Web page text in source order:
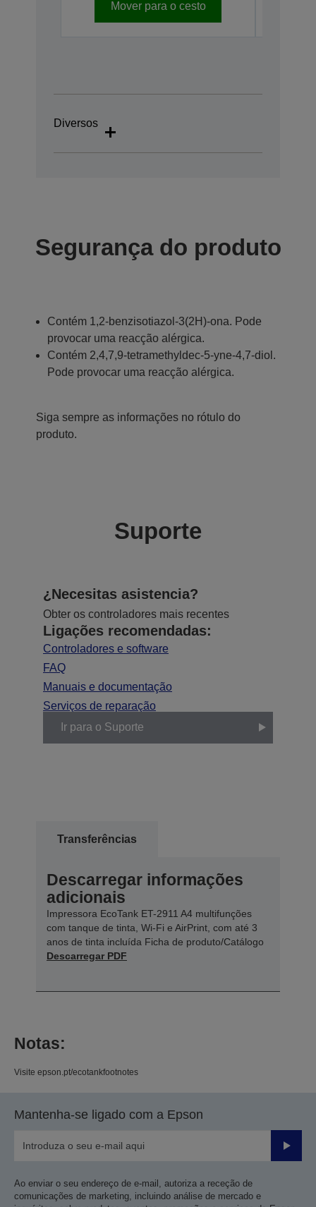
Mover para o cesto
Diversos
Segurança do produto
Contém 1,2-benzisotiazol-3(2H)-ona. Pode
provocar uma reacção alérgica.
Contém 2,4,7,9-tetramethyldec-5-yne-4,7-diol.
Pode provocar uma reacção alérgica.
Siga sempre as informações no rótulo do
produto.
Suporte
¿Necesitas asistencia?
Obter os controladores mais recentes
Ligações recomendadas:
Controladores e software
FAQ
Manuais e documentação
Serviços de reparação
Ir para o Suporte
Transferências
Descarregar informações
adicionais
Impressora EcoTank ET-2911 A4 multifunções
com tanque de tinta, Wi-Fi e AirPrint, com até 3
anos de tinta incluída Ficha de produto/Catálogo
Descarregar PDF
Notas:
Visite epson.pt/ecotankfootnotes
Mantenha-se ligado com a Epson
Enviar
Ao enviar o seu endereço de e-mail, autoriza a receção de
comunicações de marketing, incluindo análise de mercado e